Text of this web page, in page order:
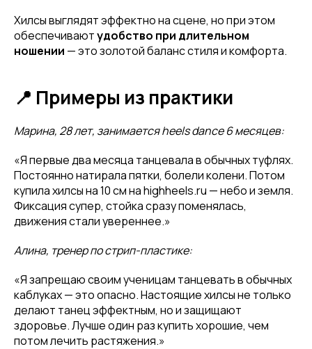
Хилсы выглядят эффектно на сцене, но при этом
обеспечиваютудобство при длительном
ношении — это золотой баланс стиля и комфорта.
📍 Примеры из практики
Марина, 28 лет, занимается heels dance 6 месяцев:
«Я первые два месяца танцевала в обычных туфлях.
Постоянно натирала пятки, болели колени. Потом
купила хилсы на 10 см на highheels.ru — небо и земля.
Фиксация супер, стойка сразу поменялась,
движения стали увереннее.»
Алина, тренер по стрип-пластике:
«Я запрещаю своим ученицам танцевать в обычных
каблуках — это опасно. Настоящие хилсы не только
делают танец эффектным, но и защищают
здоровье. Лучше один раз купить хорошие, чем
потом лечить растяжения.»